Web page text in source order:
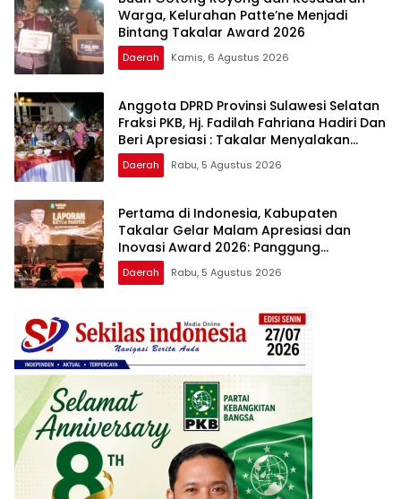
Warga, Kelurahan Patte’ne Menjadi
Bintang Takalar Award 2026
Daerah Kamis, 6 Agustus 2026
Anggota DPRD Provinsi Sulawesi Selatan
Fraksi PKB, Hj. Fadilah Fahriana Hadiri Dan
Beri Apresiasi : Takalar Menyalakan
Lentera Pengabdian Melalui Malam
Apresiasi dan Inovasi Award 2026
Daerah Rabu, 5 Agustus 2026
Pertama di Indonesia, Kabupaten
Takalar Gelar Malam Apresiasi dan
Inovasi Award 2026: Panggung
Penghargaan bagi Pelayan Publik
Berprestasi
Daerah Rabu, 5 Agustus 2026